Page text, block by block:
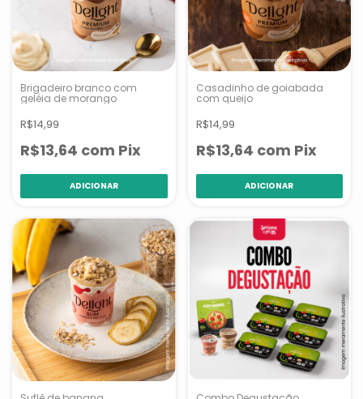
Brigadeiro branco com
geléia de morango
R$14,99
R$13,64 com Pix
Casadinho de goiabada
com queijo
R$14,99
R$13,64 com Pix